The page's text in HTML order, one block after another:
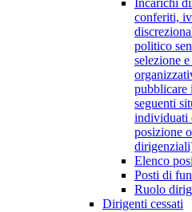
Incarichi
conferiti,
politico
selezione
pubblicare
seguenti
individuati
posizione
Elenco
Posti di
Ruolo
Dirigenti cessati